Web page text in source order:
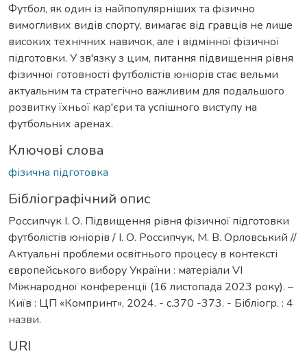
Футбол, як один із найпопулярніших та фізично
вимогливих видів спорту, вимагає від гравців не лише
високих технічних навичок, але і відмінної фізичної
підготовки. У зв'язку з цим, питання підвищення рівня
фізичної готовності футболістів юніорів стає вельми
актуальним та стратегічно важливим для подальшого
розвитку їхньої кар'єри та успішного виступу на
футбольних аренах.
Ключові слова
фізична підготовка
Бібліографічний опис
Россипчук І. О. Підвищення рівня фізичної підготовки
футболістів юніорів / І. О. Россипчук, М. В. Орловський //
Актуальні проблеми освітнього процесу в контексті
європейського вибору України : матеріали VI
Міжнародної конференції (16 листопада 2023 року). –
Київ : ЦП «Компринт», 2024. - с.370 -373. - Бібліогр. : 4
назви.
URI